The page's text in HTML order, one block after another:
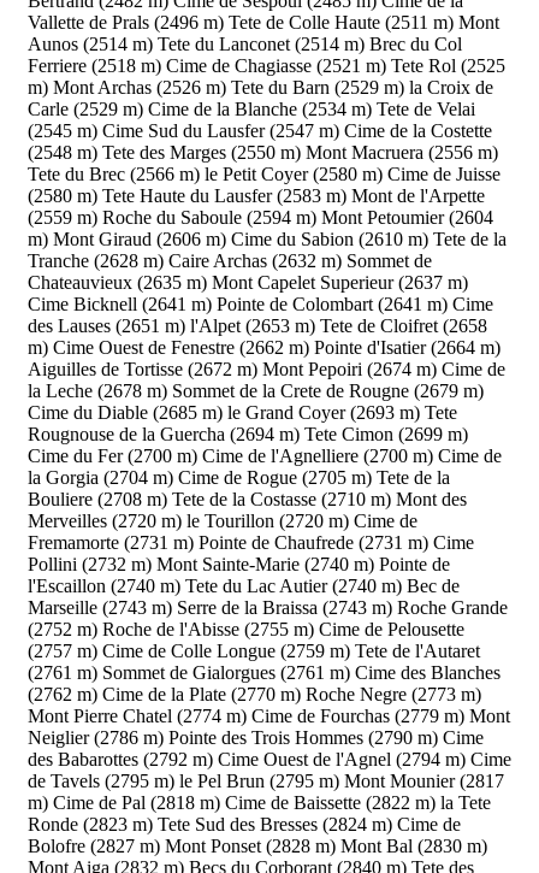
Vallette de Prals (2496 m) Tete de Colle Haute (2511 m) Mont
Aunos (2514 m) Tete du Lanconet (2514 m) Brec du Col
Ferriere (2518 m) Cime de Chagiasse (2521 m) Tete Rol (2525
m) Mont Archas (2526 m) Tete du Barn (2529 m) la Croix de
Carle (2529 m) Cime de la Blanche (2534 m) Tete de Velai
(2545 m) Cime Sud du Lausfer (2547 m) Cime de la Costette
(2548 m) Tete des Marges (2550 m) Mont Macruera (2556 m)
Tete du Brec (2566 m) le Petit Coyer (2580 m) Cime de Juisse
(2580 m) Tete Haute du Lausfer (2583 m) Mont de l'Arpette
(2559 m) Roche du Saboule (2594 m) Mont Petoumier (2604
m) Mont Giraud (2606 m) Cime du Sabion (2610 m) Tete de la
Tranche (2628 m) Caire Archas (2632 m) Sommet de
Chateauvieux (2635 m) Mont Capelet Superieur (2637 m)
Cime Bicknell (2641 m) Pointe de Colombart (2641 m) Cime
des Lauses (2651 m) l'Alpet (2653 m) Tete de Cloifret (2658
m) Cime Ouest de Fenestre (2662 m) Pointe d'Isatier (2664 m)
Aiguilles de Tortisse (2672 m) Mont Pepoiri (2674 m) Cime de
la Leche (2678 m) Sommet de la Crete de Rougne (2679 m)
Cime du Diable (2685 m) le Grand Coyer (2693 m) Tete
Rougnouse de la Guercha (2694 m) Tete Cimon (2699 m)
Cime du Fer (2700 m) Cime de l'Agnelliere (2700 m) Cime de
la Gorgia (2704 m) Cime de Rogue (2705 m) Tete de la
Bouliere (2708 m) Tete de la Costasse (2710 m) Mont des
Merveilles (2720 m) le Tourillon (2720 m) Cime de
Fremamorte (2731 m) Pointe de Chaufrede (2731 m) Cime
Pollini (2732 m) Mont Sainte-Marie (2740 m) Pointe de
l'Escaillon (2740 m) Tete du Lac Autier (2740 m) Bec de
Marseille (2743 m) Serre de la Braissa (2743 m) Roche Grande
(2752 m) Roche de l'Abisse (2755 m) Cime de Pelousette
(2757 m) Cime de Colle Longue (2759 m) Tete de l'Autaret
(2761 m) Sommet de Gialorgues (2761 m) Cime des Blanches
(2762 m) Cime de la Plate (2770 m) Roche Negre (2773 m)
Mont Pierre Chatel (2774 m) Cime de Fourchas (2779 m) Mont
Neiglier (2786 m) Pointe des Trois Hommes (2790 m) Cime
des Babarottes (2792 m) Cime Ouest de l'Agnel (2794 m) Cime
de Tavels (2795 m) le Pel Brun (2795 m) Mont Mounier (2817
m) Cime de Pal (2818 m) Cime de Baissette (2822 m) la Tete
Ronde (2823 m) Tete Sud des Bresses (2824 m) Cime de
Bolofre (2827 m) Mont Ponset (2828 m) Mont Bal (2830 m)
Mont Aiga (2832 m) Becs du Corborant (2840 m) Tete des